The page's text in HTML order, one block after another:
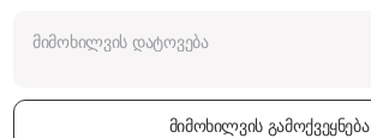
მიმოხილვის გამოქვეყნება